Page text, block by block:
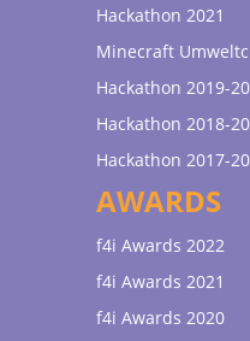
Hackathon 2021
Minecraft
Hackathon 2019-
Hackathon 2018-
Hackathon 2017-
AWARDS
f4i Awards 2022
f4i Awards 2021
f4i Awards 2020